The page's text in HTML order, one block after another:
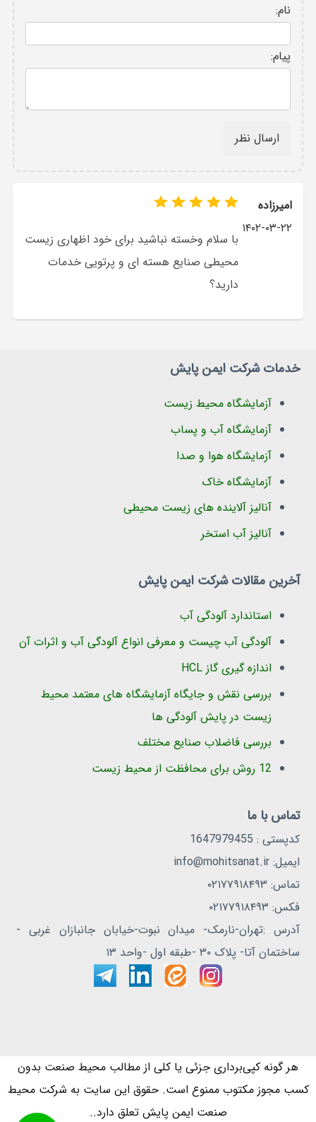
نام:
پیام:
ارسال نظر
امیرزاده
۱۴۰۲-۰۳-۲۲
با سلام وخسته نباشید برای خود اظهاری زیست
محیطی صنایع هسته ای و پرتویی خدمات
دارید؟
خدمات شرکت ایمن پایش
آزمایشگاه محیط زیست
آزمایشگاه آب و پساب
آزمایشگاه هوا و صدا
آزمایشگاه خاک
آنالیز آلاینده های زیست محیطی
آنالیز آب استخر
آخرین مقالات شرکت ایمن پایش
استاندارد آلودگی آب
آلودگی آب چیست و معرفی انواع آلودگی آب و اثرات آن
اندازه گیری گاز HCL
بررسی نقش و جایگاه آزمایشگاه های معتمد محیط
زیست در پایش آلودگی ها
بررسی فاضلاب صنایع مختلف
12 روش برای محافظت از محیط زیست
تماس با ما
کدپستی : 1647979455
ایمیل: info@mohitsanat.ir
تماس: ۰۲۱۷۷۹۱۸۴۹۳
فکس: ۰۲۱۷۷۹۱۸۴۹۳
آدرس :تهران-نارمک- میدان نبوت-خیابان جانبازان غربی -
ساختمان آتا- پلاک ۳۰ -طبقه اول -واحد ۱۳
هر گونه کپی‌برداری جزئی یا کلی از مطالب محیط صنعت بدون
کسب مجوز مکتوب ممنوع است. حقوق این سایت به شرکت محیط
صنعت ایمن پایش تعلق دارد..